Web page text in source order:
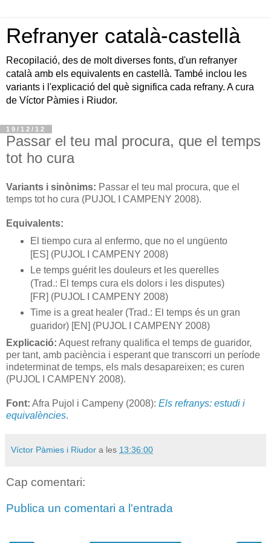
Refranyer català-castellà
Recopilació, des de molt diverses fonts, d'un refranyer
català amb els equivalents en castellà. També inclou les
variants i l'explicació del què significa cada refrany. A cura
de Víctor Pàmies i Riudor.
19/12/12
Passar el teu mal procura, que el temps
tot ho cura
Variants i sinònims: Passar el teu mal procura, que el
temps tot ho cura (PUJOL I CAMPENY 2008).
Equivalents:
El tiempo cura al enfermo, que no el ungüento
[ES] (PUJOL I CAMPENY 2008)
Le temps guérit les douleurs et les querelles
(Trad.: El temps cura els dolors i les disputes)
[FR] (PUJOL I CAMPENY 2008)
Time is a great healer (Trad.: El temps és un gran
guaridor) [EN] (PUJOL I CAMPENY 2008)
Explicació: Aquest refrany qualifica el temps de guaridor,
per tant, amb paciència i esperant que transcorri un període
indeterminat de temps, els mals desapareixen; es curen
(PUJOL I CAMPENY 2008).
Font: Afra Pujol i Campeny (2008): Els refranys: estudi i
equivalències.
Víctor Pàmies i Riudor a les 13:36:00
Cap comentari:
Publica un comentari a l'entrada